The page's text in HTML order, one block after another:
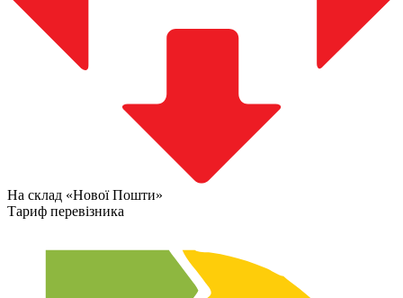
На склад «Нової Пошти»
Тариф перевізника